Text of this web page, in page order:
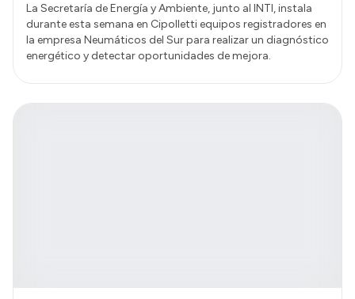
La Secretaría de Energía y Ambiente, junto al INTI, instala
durante esta semana en Cipolletti equipos registradores en
la empresa Neumáticos del Sur para realizar un diagnóstico
energético y detectar oportunidades de mejora.